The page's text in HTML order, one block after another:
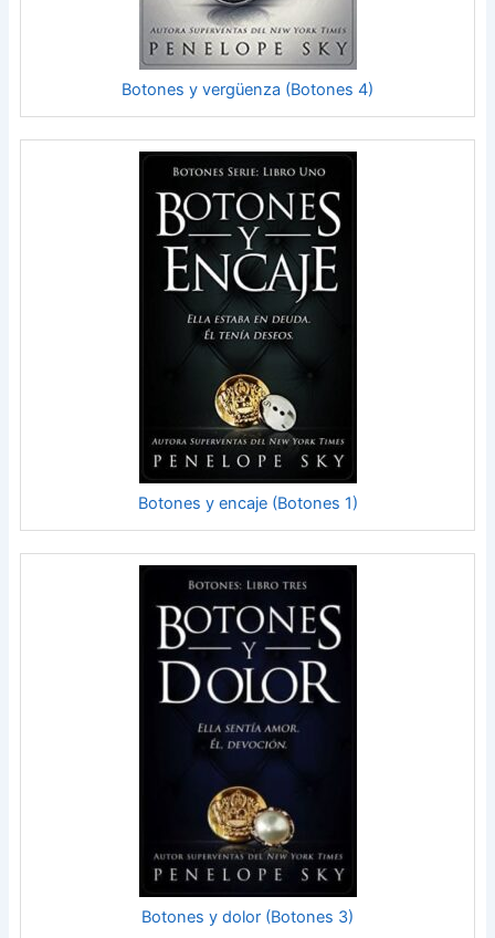
Botones y vergüenza (Botones 4)
Botones y encaje (Botones 1)
Botones y dolor (Botones 3)